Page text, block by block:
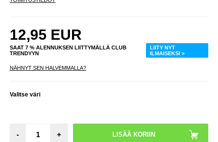
12,95 EUR
SAAT 7 % ALENNUKSEN LIITTYMÄLLÄ CLUB
TRENDYYN
LIITY NYT
ILMAISEKSI >
NÄHNYT SEN HALVEMMALLA?
Valitse väri
- +